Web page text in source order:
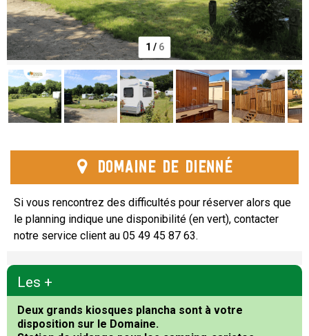
1 / 6
Domaine de Dienné
Si vous rencontrez des difficultés pour réserver alors que
le planning indique une disponibilité (en vert), contacter
notre service client au 05 49 45 87 63.
Les +
Deux grands kiosques plancha sont à votre
disposition sur le Domaine.